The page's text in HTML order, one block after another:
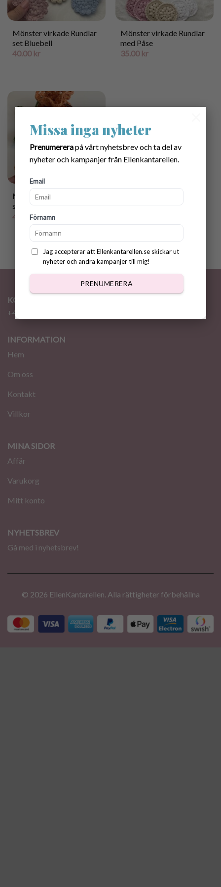
Missa inga nyheter
Prenumererapå vårt nyhetsbrev och ta del av
nyheter och kampanjer från Ellenkantarellen.
Email
Förnamn
Jag accepterar att Ellenkantarellen.se skickar ut
nyheter och andra kampanjer till mig!
PRENUMERERA
Mönster virkade Rundlar
set Bluebell
40.00 kr
Mönster virkade Rundlar
med Påse
35.00 kr
Mönster virkade Rundlar
set Pumpa
45.00kr
KONTAKT
+46 72 310 46 48
INFORMATION
Hem
Om oss
Kontakt
Villkor
MINA SIDOR
Affär
Varukorg
Mitt konto
NYHETSBREV
Gå med i nyhetsbrev!
© 2026 EllenKantarellen. Alla rättigheter förbehållna